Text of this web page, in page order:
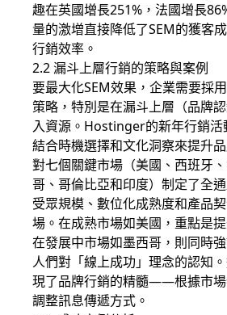
趣在英國增長251%，法國增長
量的激增直接降低了SEM的獲客
行銷效率。
2.2 漏斗上層行銷的策略與案例
要最大化SEM效果，企業需要採
策略，特別是在漏斗上層（品牌
入資源。Hostinger的新年行銷活
結合時機選擇和文化洞察來提升
對七個關鍵市場（美國、西班牙
哥、哥倫比亞和印度）制定了全
受眾規模、數位化成熟度和產品
場。在成熟市場如美國，重點是
在發展中市場如墨西哥，則同時
人們對「線上成功」理念的認知
現了品牌行銷的精髓——根據市
調整訊息傳遞方式。